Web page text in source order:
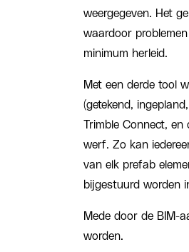
weergegeven. Het
waardoor
minimum herleid.
Met een derde tool
(getekend,
Trimble Connect,
werf. Zo kan
van elk prefab
bijgestuurd worden
Mede door de BIM-
worden.